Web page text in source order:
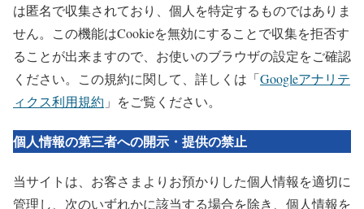
は匿名で収集されており、個人を特定するものではありま
せん。この機能はCookieを無効にすることで収集を拒否す
ることが出来ますので、お使いのブラウザの設定をご確認
ください。この規約に関して、詳しくは「Googleアナリテ
ィクス利用規約 」をご覧ください。
個人情報の第三者への開示・提供の禁止
当サイトは、お客さまよりお預かりした個人情報を適切に
管理し、次のいずれかに該当する場合を除き、個人情報を